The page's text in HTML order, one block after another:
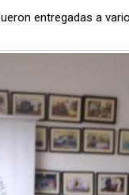
entregadas a